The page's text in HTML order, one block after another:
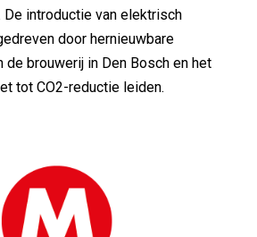
De introductie van elektrisch
door hernieuwbare
brouwerij in Den Bosch en het
tot CO2-reductie leiden.